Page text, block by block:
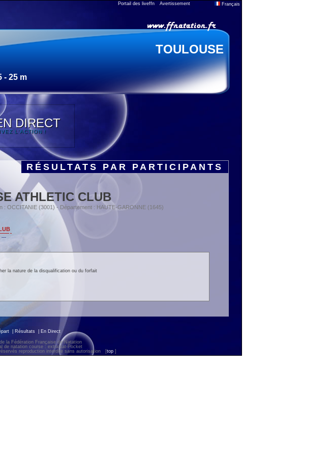
Portail des liveffn Avertissement Français
TOULOUSE
- 25 m
DIRECT
L'ACTION !
RÉSULTATS PAR PARTICIPANTS
ATHLETIC CLUB
: OCCITANIE (3001) - Département : HAUTE-GARONNE (1645)
---
la nature de la disqualification ou du forfait
Résultats En Direct
la Fédération Française de Natation
de natation course : extraNat-Pocket
reproduction interdite sans autorisation
[top ]